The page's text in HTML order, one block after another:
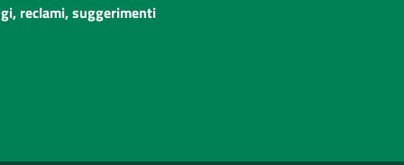
reclami, suggerimenti